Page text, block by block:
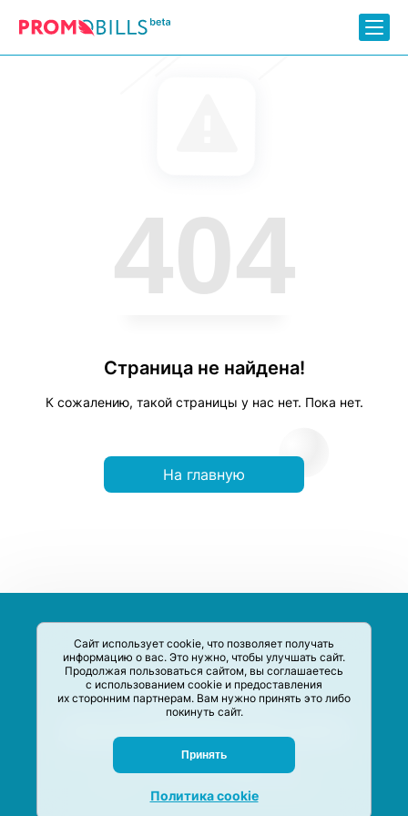
Сайт использует cookie, что позволяет получать
информацию о вас. Это нужно, чтобы улучшать сайт.
Продолжая пользоваться сайтом, вы соглашаетесь
с использованием cookie и предоставления
их сторонним партнерам. Вам нужно принять это либо
покинуть сайт.
Принять
Политика cookie
404
Страница не найдена!
К сожалению, такой страницы у нас нет. Пока нет.
На главную
систематизации акций и скидок на товары и услуги в РФ
Задать вопрос
© M-Social production 2020 –2026